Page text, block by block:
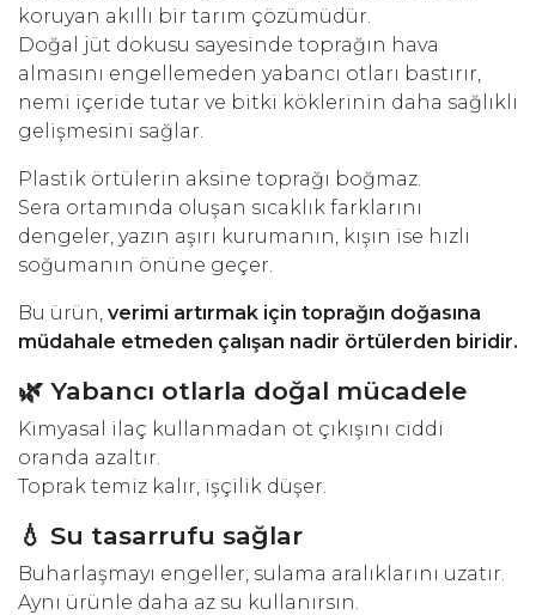
koruyan akıllı bir tarım çözümüdür.
Doğal jüt dokusu sayesinde toprağın hava
almasını engellemeden yabancı otları bastırır,
nemi içeride tutar ve bitki köklerinin daha sağlıklı
gelişmesini sağlar.
Plastik örtülerin aksine toprağı boğmaz.
Sera ortamında oluşan sıcaklık farklarını
dengeler, yazın aşırı kurumanın, kışın ise hızlı
soğumanın önüne geçer.
Bu ürün, verimi artırmak için toprağın doğasına
müdahale etmeden çalışan nadir örtülerden biridir.
🌿 Yabancı otlarla doğal mücadele
Kimyasal ilaç kullanmadan ot çıkışını ciddi
oranda azaltır.
Toprak temiz kalır, işçilik düşer.
💧 Su tasarrufu sağlar
Buharlaşmayı engeller, sulama aralıklarını uzatır.
Aynı ürünle daha az su kullanırsın.